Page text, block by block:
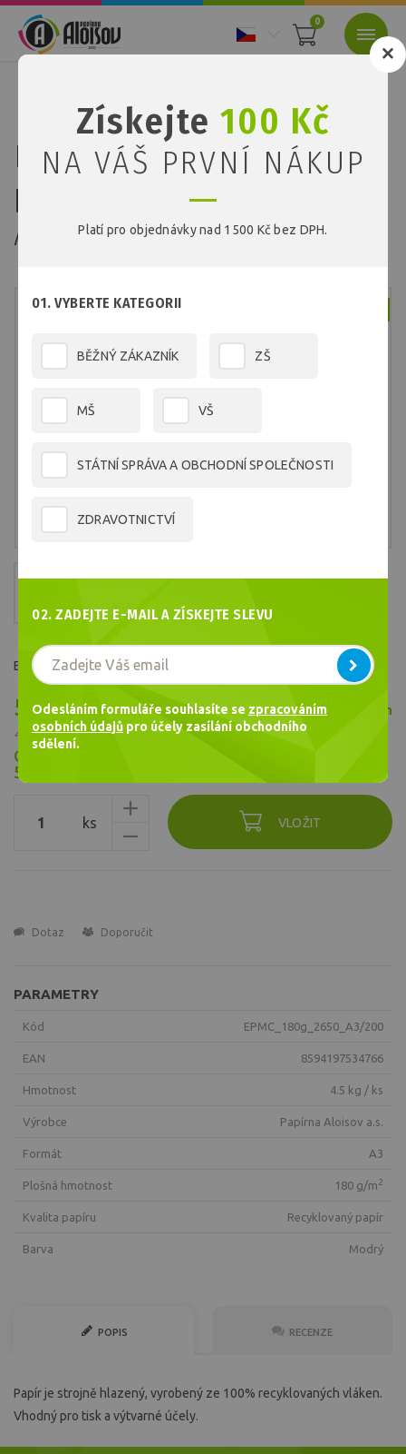
0
Barevný recyklovaný papír modrý A3/180g/200 listů
Barevný recyklovaný
papír modrý
A3/180g/200 listů
Barva č.2650
Skladem
548,98 Kč/ ks
453,70 Kč bez DPH
Cena celkem
548,98
ks VLOŽIT
Dotaz Doporučit
PARAMETRY
Kód EPMC_180g_2650_A3/200
EAN 8594197534766
Hmotnost 4.5 kg / ks
Výrobce Papírna Aloisov a.s.
Formát A3
Plošná hmotnost 180 g/m2
Kvalita papíru recyklovaný papír
Barva modrý
POPIS RECENZE
Papír je strojně hlazený, vyrobený ze 100% recyklovaných vláken.
Vhodný pro tisk a výtvarné účely.
Získejte100 Kč
NA VÁŠ PRVNÍ NÁKUP
Platí pro objednávky nad 1500 Kč bez DPH.
01. VYBERTE KATEGORII
BĚŽNÝ ZÁKAZNÍK ZŠ
MŠ VŠ
STÁTNÍ SPRÁVA A OBCHODNÍ SPOLEČNOSTI
ZDRAVOTNICTVÍ
02. ZADEJTE E-MAIL A ZÍSKEJTE SLEVU
Odesláním formuláře souhlasíte se zpracováním
osobních údajů pro účely zasílání obchodního
sdělení.